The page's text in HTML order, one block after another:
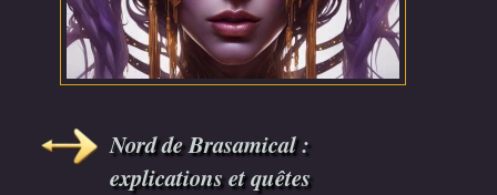
Nord de Brasamical :
explications et quêtes